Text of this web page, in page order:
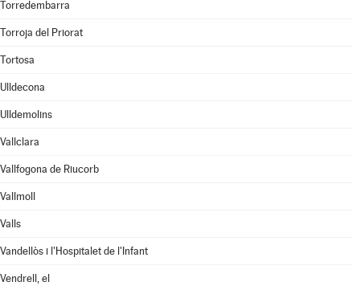
Torredembarra
Torroja del Priorat
Tortosa
Ulldecona
Ulldemolins
Vallclara
Vallfogona de Riucorb
Vallmoll
Valls
Vandellòs i l'Hospitalet de l'Infant
Vendrell, el